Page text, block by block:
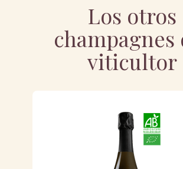
Los otros
champagnes
viticultor